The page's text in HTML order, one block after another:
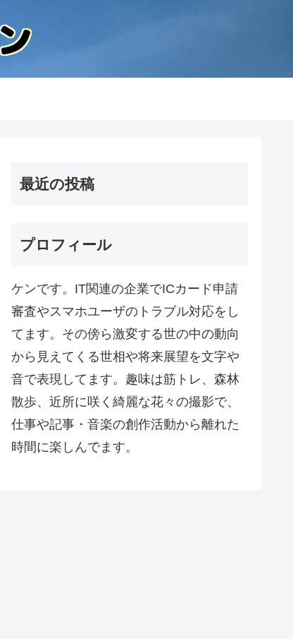
最近の投稿
プロフィール
ケンです。IT関連の企業でICカード申請
審査やスマホユーザのトラブル対応をし
てます。その傍ら激変する世の中の動向
から見えてくる世相や将来展望を文字や
音で表現してます。趣味は筋トレ、森林
散歩、近所に咲く綺麗な花々の撮影で、
仕事や記事・音楽の創作活動から離れた
時間に楽しんでます。